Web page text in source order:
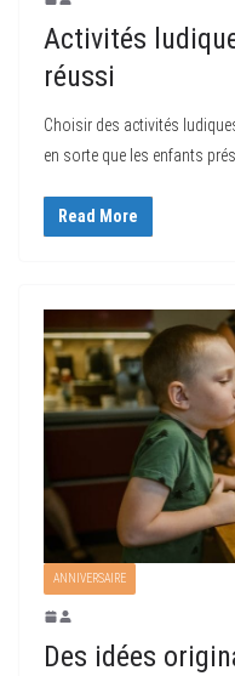
Activités
réussi
Choisir des activités
en sorte que les enfants
Read More
ANNIVERSAIRE
Des idées